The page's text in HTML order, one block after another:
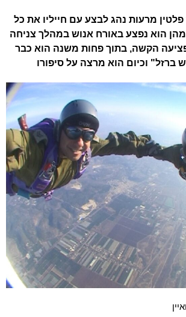
מרעות נהג לבצע עם חייליו את כל
הוא נפצע באורח אנוש במהלך צניחה
הקשה, בתוך פחות משנה הוא כבר
ברזל" וכיום הוא מרצה על סיפורו